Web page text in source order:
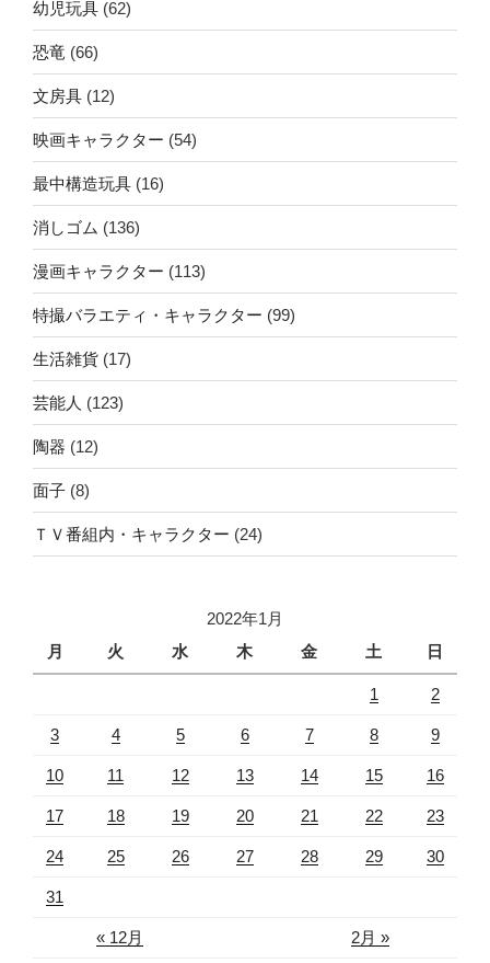
幼児玩具 (62)
恐竜 (66)
文房具 (12)
映画キャラクター (54)
最中構造玩具 (16)
消しゴム (136)
漫画キャラクター (113)
特撮バラエティ・キャラクター (99)
生活雑貨 (17)
芸能人 (123)
陶器 (12)
面子 (8)
ＴＶ番組内・キャラクター (24)
2022年1月
月
火 水 木 金 土 日
« 12月 2月 »
1 2
3 4 5 6 7 8 9
10 11 12 13 14 15 16
17 18 19 20 21 22 23
24 25 26 27 28 29 30
31